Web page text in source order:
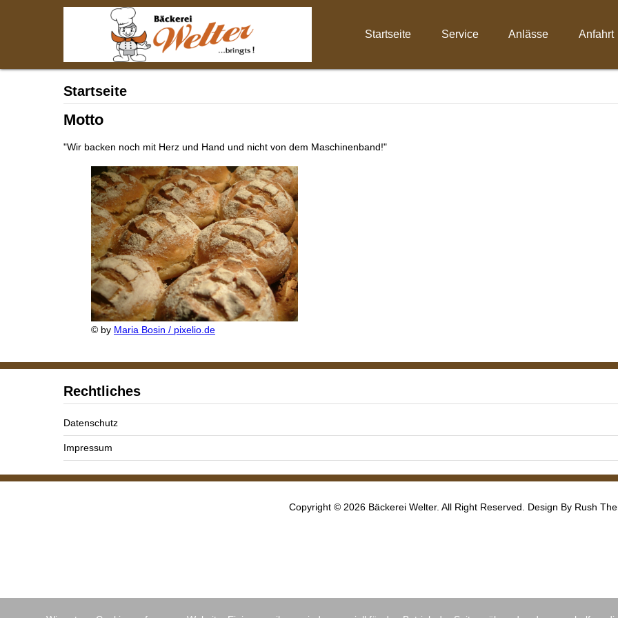
Startseite Service Anlässe Anfahrt
Startseite
Motto
"Wir backen noch mit Herz und Hand und nicht von dem Maschinenband!"
© by Maria Bosin / pixelio.de
Rechtliches
Datenschutz
Impressum
Copyright © 2026 Bäckerei Welter. All Right Reserved. Design By Rush